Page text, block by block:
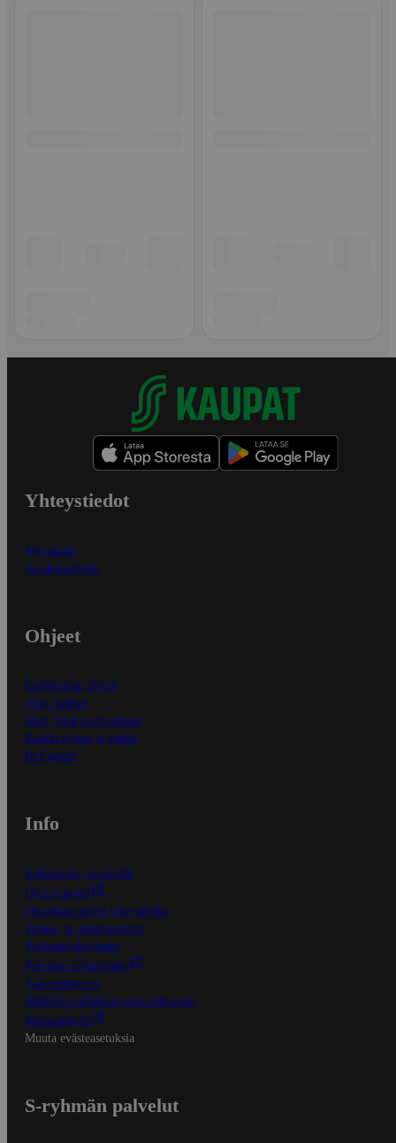
Yhteystiedot
Myymälät
Asiakaspalvelu
Ohjeet
Ensitilaajan ohjeet
Näin maksat
Näin tilaat ja muokkaat
Kaikki ohjeet ja vinkit
In English
Info
S-Business yrityksille
Oiva-raportit
Osuuskauppojen yhteystiedot
Tilaus- ja toimitusehdot
Tietosuojakäytäntö
Palvelun käyttöehdot
Saavutettavuus
Mobiilisovelluksen saavutettavuus
Mainostajalle
Muuta evästeasetuksia
S-ryhmän palvelut